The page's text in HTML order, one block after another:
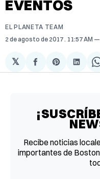
EVENTOS
EL PLANETA TEAM
2 de agosto de 2017 . 11:57 AM
𝕏
Compartir
en
Share
on
en
Recibe noticias
importantes de